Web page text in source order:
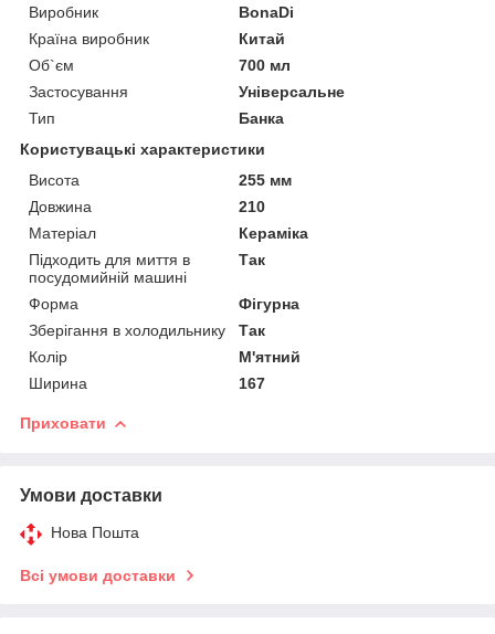
Виробник
BonaDi
Країна виробник
Китай
Об`єм
700 мл
Застосування
Універсальне
Тип
Банка
Користувацькі характеристики
Висота
255 мм
Довжина
210
Матеріал
Кераміка
Підходить для миття в
посудомийній машині
Так
Форма
Фігурна
Зберігання в холодильнику
Так
Колір
М'ятний
Ширина
167
Приховати
Умови доставки
Нова Пошта
Всі умови доставки